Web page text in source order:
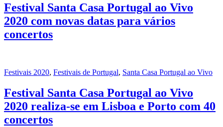
Festival Santa Casa Portugal ao Vivo
2020 com novas datas para vários
concertos
Festivais 2020, Festivais de Portugal, Santa Casa Portugal ao Vivo
Festival Santa Casa Portugal ao Vivo
2020 realiza-se em Lisboa e Porto com 40
concertos